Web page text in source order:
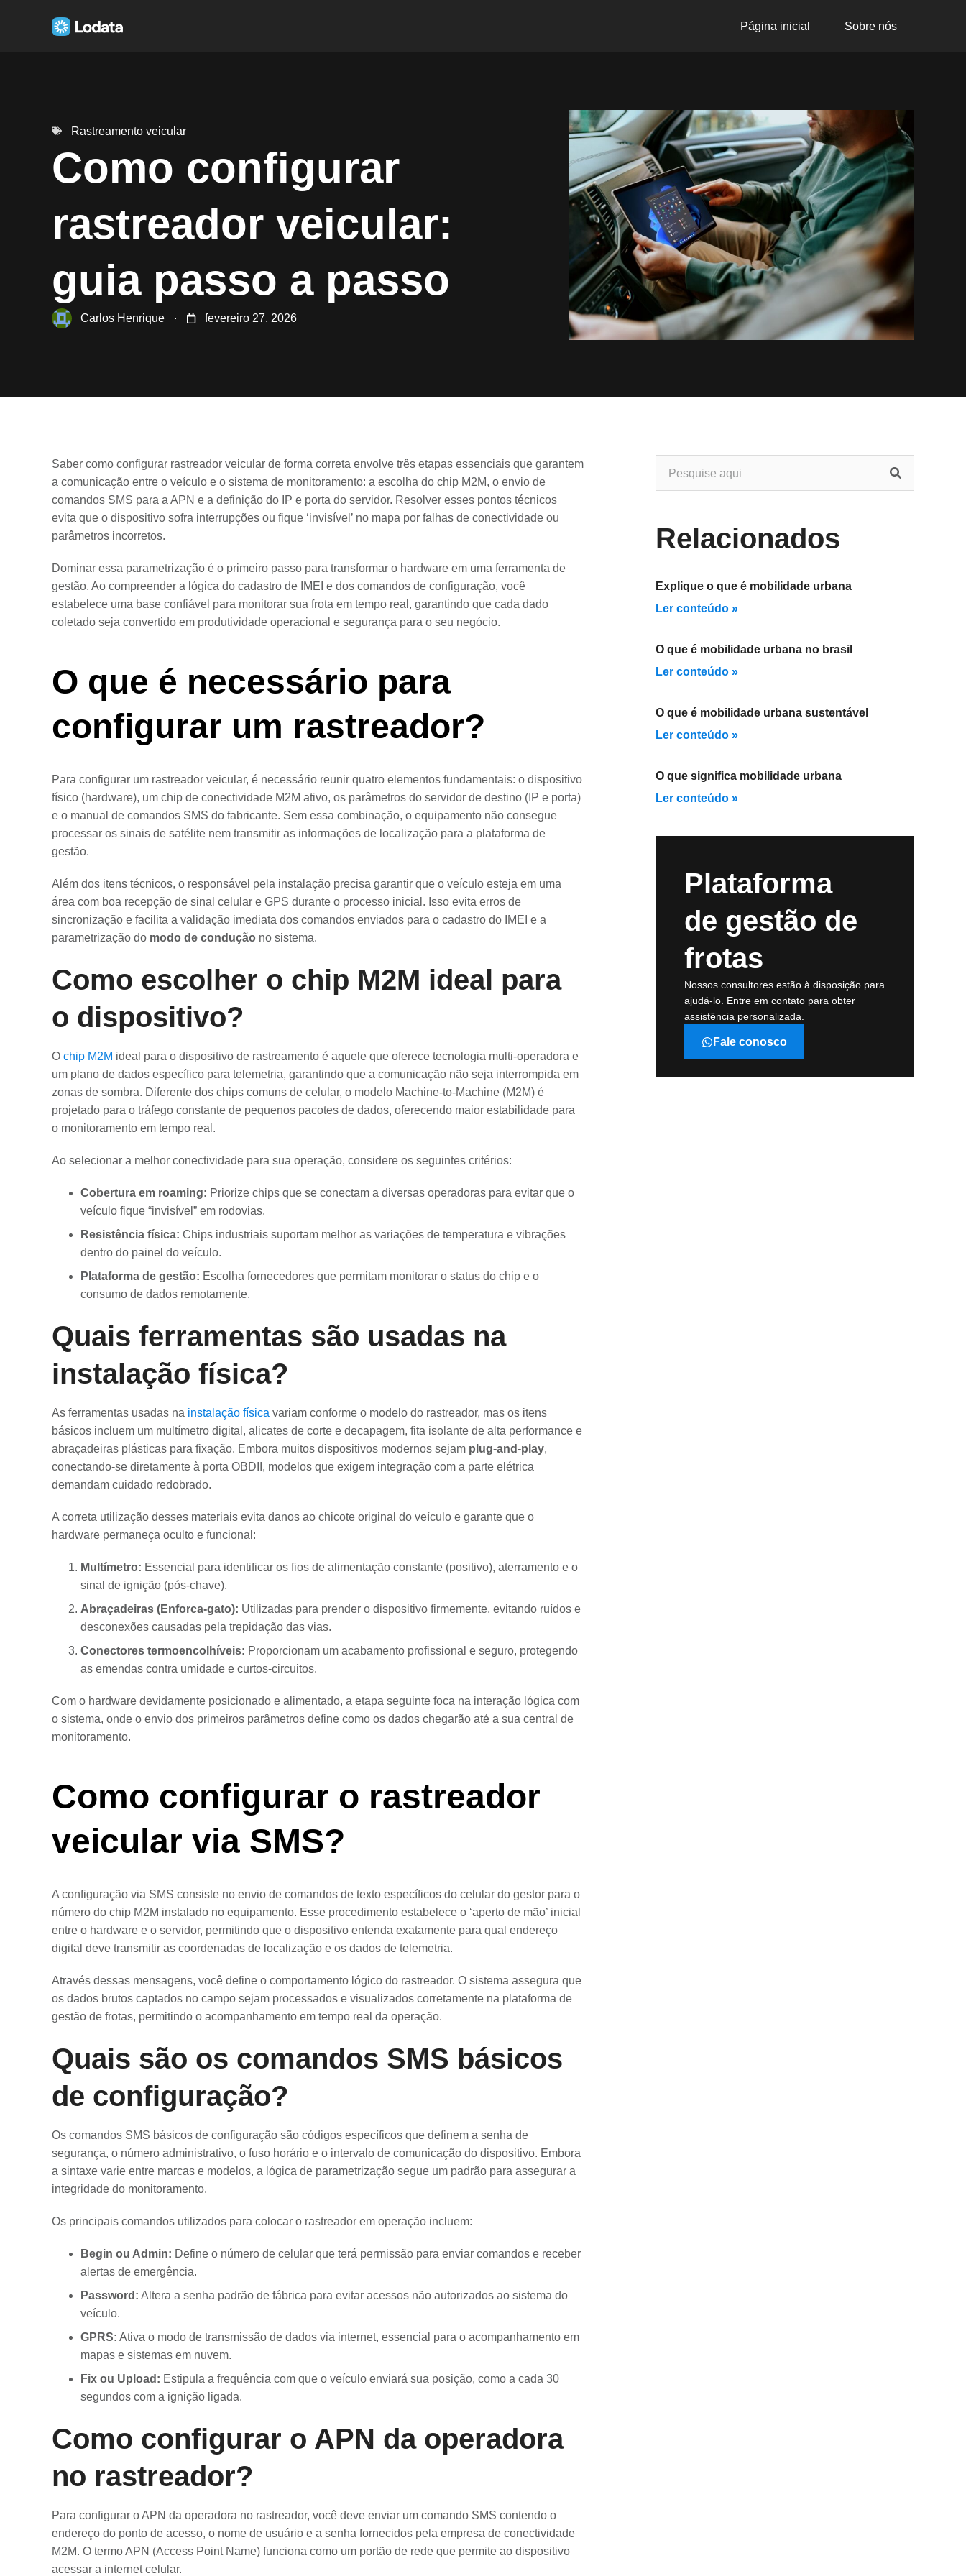
Página inicial Sobre nós
Rastreamento veicular
Como configurar
rastreador veicular:
guia passo a passo
Carlos Henrique fevereiro 27, 2026
Saber como configurar rastreador veicular de forma correta envolve três etapas essenciais que garantem
a comunicação entre o veículo e o sistema de monitoramento: a escolha do chip M2M, o envio de
comandos SMS para a APN e a definição do IP e porta do servidor. Resolver esses pontos técnicos
evita que o dispositivo sofra interrupções ou fique ‘invisível’ no mapa por falhas de conectividade ou
parâmetros incorretos.
Dominar essa parametrização é o primeiro passo para transformar o hardware em uma ferramenta de
gestão. Ao compreender a lógica do cadastro de IMEI e dos comandos de configuração, você
estabelece uma base confiável para monitorar sua frota em tempo real, garantindo que cada dado
coletado seja convertido em produtividade operacional e segurança para o seu negócio.
O que é necessário para
configurar um rastreador?
Para configurar um rastreador veicular, é necessário reunir quatro elementos fundamentais: o dispositivo
físico (hardware), um chip de conectividade M2M ativo, os parâmetros do servidor de destino (IP e porta)
e o manual de comandos SMS do fabricante. Sem essa combinação, o equipamento não consegue
processar os sinais de satélite nem transmitir as informações de localização para a plataforma de
gestão.
Além dos itens técnicos, o responsável pela instalação precisa garantir que o veículo esteja em uma
área com boa recepção de sinal celular e GPS durante o processo inicial. Isso evita erros de
sincronização e facilita a validação imediata dos comandos enviados para o cadastro do IMEI e a
parametrização do modo de condução no sistema.
Como escolher o chip M2M ideal para
o dispositivo?
O chip M2M ideal para o dispositivo de rastreamento é aquele que oferece tecnologia multi-operadora e
um plano de dados específico para telemetria, garantindo que a comunicação não seja interrompida em
zonas de sombra. Diferente dos chips comuns de celular, o modelo Machine-to-Machine (M2M) é
projetado para o tráfego constante de pequenos pacotes de dados, oferecendo maior estabilidade para
o monitoramento em tempo real.
Ao selecionar a melhor conectividade para sua operação, considere os seguintes critérios:
Cobertura em roaming: Priorize chips que se conectam a diversas operadoras para evitar que o
veículo fique “invisível” em rodovias.
Resistência física: Chips industriais suportam melhor as variações de temperatura e vibrações
dentro do painel do veículo.
Plataforma de gestão: Escolha fornecedores que permitam monitorar o status do chip e o
consumo de dados remotamente.
Quais ferramentas são usadas na
instalação física?
As ferramentas usadas na instalação física variam conforme o modelo do rastreador, mas os itens
básicos incluem um multímetro digital, alicates de corte e decapagem, fita isolante de alta performance e
abraçadeiras plásticas para fixação. Embora muitos dispositivos modernos sejam plug-and-play,
conectando-se diretamente à porta OBDII, modelos que exigem integração com a parte elétrica
demandam cuidado redobrado.
A correta utilização desses materiais evita danos ao chicote original do veículo e garante que o
hardware permaneça oculto e funcional:
Multímetro: Essencial para identificar os fios de alimentação constante (positivo), aterramento e o
sinal de ignição (pós-chave).
Abraçadeiras (Enforca-gato): Utilizadas para prender o dispositivo firmemente, evitando ruídos e
desconexões causadas pela trepidação das vias.
Conectores termoencolhíveis: Proporcionam um acabamento profissional e seguro, protegendo
as emendas contra umidade e curtos-circuitos.
Com o hardware devidamente posicionado e alimentado, a etapa seguinte foca na interação lógica com
o sistema, onde o envio dos primeiros parâmetros define como os dados chegarão até a sua central de
monitoramento.
Como configurar o rastreador
veicular via SMS?
A configuração via SMS consiste no envio de comandos de texto específicos do celular do gestor para o
número do chip M2M instalado no equipamento. Esse procedimento estabelece o ‘aperto de mão’ inicial
entre o hardware e o servidor, permitindo que o dispositivo entenda exatamente para qual endereço
digital deve transmitir as coordenadas de localização e os dados de telemetria.
Através dessas mensagens, você define o comportamento lógico do rastreador. O sistema assegura que
os dados brutos captados no campo sejam processados e visualizados corretamente na plataforma de
gestão de frotas, permitindo o acompanhamento em tempo real da operação.
Quais são os comandos SMS básicos
de configuração?
Os comandos SMS básicos de configuração são códigos específicos que definem a senha de
segurança, o número administrativo, o fuso horário e o intervalo de comunicação do dispositivo. Embora
a sintaxe varie entre marcas e modelos, a lógica de parametrização segue um padrão para assegurar a
integridade do monitoramento.
Os principais comandos utilizados para colocar o rastreador em operação incluem:
Begin ou Admin: Define o número de celular que terá permissão para enviar comandos e receber
alertas de emergência.
Password: Altera a senha padrão de fábrica para evitar acessos não autorizados ao sistema do
veículo.
GPRS: Ativa o modo de transmissão de dados via internet, essencial para o acompanhamento em
mapas e sistemas em nuvem.
Fix ou Upload: Estipula a frequência com que o veículo enviará sua posição, como a cada 30
segundos com a ignição ligada.
Como configurar o APN da operadora
no rastreador?
Para configurar o APN da operadora no rastreador, você deve enviar um comando SMS contendo o
endereço do ponto de acesso, o nome de usuário e a senha fornecidos pela empresa de conectividade
M2M. O termo APN (Access Point Name) funciona como um portão de rede que permite ao dispositivo
acessar a internet celular.
Relacionados
Explique o que é mobilidade urbana
Ler conteúdo »
O que é mobilidade urbana no brasil
Ler conteúdo »
O que é mobilidade urbana sustentável
Ler conteúdo »
O que significa mobilidade urbana
Ler conteúdo »
Plataforma
de gestão de
frotas
Nossos consultores estão à disposição para
ajudá-lo. Entre em contato para obter
assistência personalizada.
Fale conosco